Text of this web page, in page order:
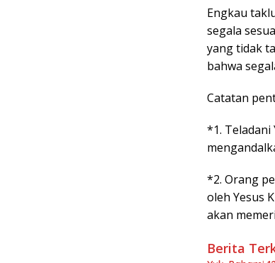
Engkau
segala
yang tidak
bahwa
Catatan
*1. Teladani
*2. Orang
oleh Yesus
akan
Berita